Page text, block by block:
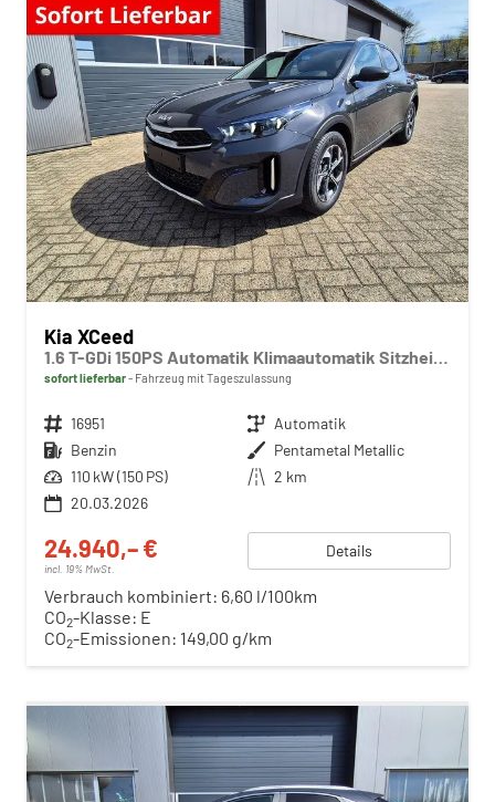
Kia XCeed
1.6 T-GDi 150PS Automatik Klimaautomatik Sitzheizung Lenkradheizung Navi PDC Rückf.Kamera abged.Scheiben Apple CarPlay Android Auto
sofort lieferbar Fahrzeug mit Tageszulassung
Fahrzeugnr. 16951 Getriebe Automatik
Kraftstoff Benzin Außenfarbe Pentametal Metallic
Leistung 110 kW (150 PS) Kilometerstand 2 km
20.03.2026
24.940,– €
incl. 19% MwSt.
Details
Verbrauch kombiniert: 6,60 l/100km
CO2-Klasse: E
CO2-Emissionen: 149,00 g/km